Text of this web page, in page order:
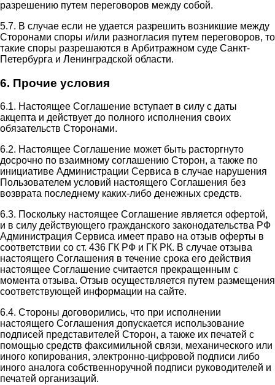
разрешению путем переговоров между собой.
5.7. В случае если не удается разрешить возникшие между
Сторонами споры и/или разногласия путем переговоров, то
такие споры разрешаются в Арбитражном суде Санкт-
Петербурга и Ленинградской области.
6. Прочие условия
6.1. Настоящее Соглашение вступает в силу с даты
акцепта и действует до полного исполнения своих
обязательств Сторонами.
6.2. Настоящее Соглашение может быть расторгнуто
досрочно по взаимному соглашению Сторон, а также по
инициативе Администрации Сервиса в случае нарушения
Пользователем условий настоящего Соглашения без
возврата последнему каких-либо денежных средств.
6.3. Поскольку настоящее Соглашение является офертой,
и в силу действующего гражданского законодательства РФ
Администрация Сервиса имеет право на отзыв оферты в
соответствии со ст. 436 ГК РФ и ГК РК. В случае отзыва
настоящего Соглашения в течение срока его действия
настоящее Соглашение считается прекращенным с
момента отзыва. Отзыв осуществляется путем размещения
соответствующей информации на сайте.
6.4. Стороны договорились, что при исполнении
настоящего Соглашения допускается использование
подписей представителей Сторон, а также их печатей с
помощью средств факсимильной связи, механического или
иного копирования, электронно-цифровой подписи либо
иного аналога собственноручной подписи руководителей и
печатей организаций.